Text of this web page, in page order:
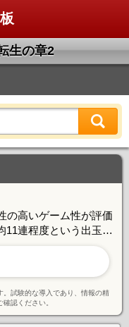
生の章2
の高いゲーム性が評価
11連程度という出玉性
もある。朝一判別やあ
込み派には好評。ユー
り、コミュニティ形成
試験的な導入であり、情報の精
認ください。